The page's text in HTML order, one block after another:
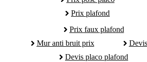
Prix plafond
Prix faux plafond
Mur anti bruit prix
Devis placo plafond